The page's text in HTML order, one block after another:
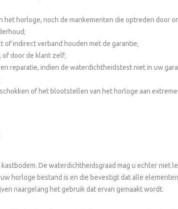
het horloge, noch de mankementen die optreden door
indirect verband houden met de garantie;
of door de klant zelf;
reparatie, indien de waterdichtheidstest niet in uw
of het blootstellen van het horloge aan
De waterdichtheidsgraad mag u echter niet
horloge bestand is en die bevestigt dat alle
naargelang het gebruik dat ervan gemaakt wordt.